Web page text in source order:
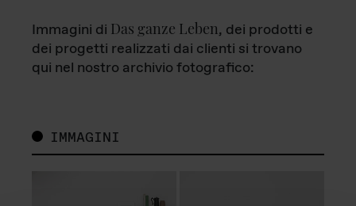
Immagini di Das ganze Leben, dei prodotti e
dei progetti realizzati dai clienti si trovano
qui nel nostro archivio fotografico:
IMMAGINI